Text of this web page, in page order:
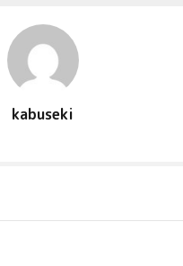
kabuseki